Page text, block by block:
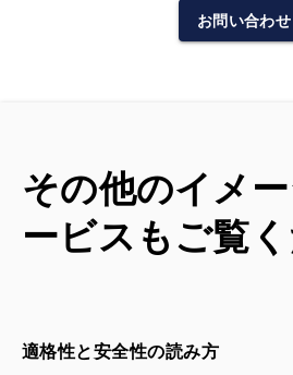
お問い合わせ
その他のイメ
ービスもご覧く
適格性と安全性の読み方